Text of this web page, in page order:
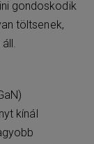
gondoskodik
töltsenek,
kínál